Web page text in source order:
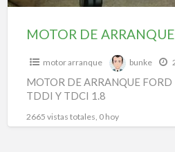
TDCI
motor arranque bunke
MOTOR DE ARRANQUE
TDDI Y TDCI 1.8
2665 vistas totales, 0 hoy